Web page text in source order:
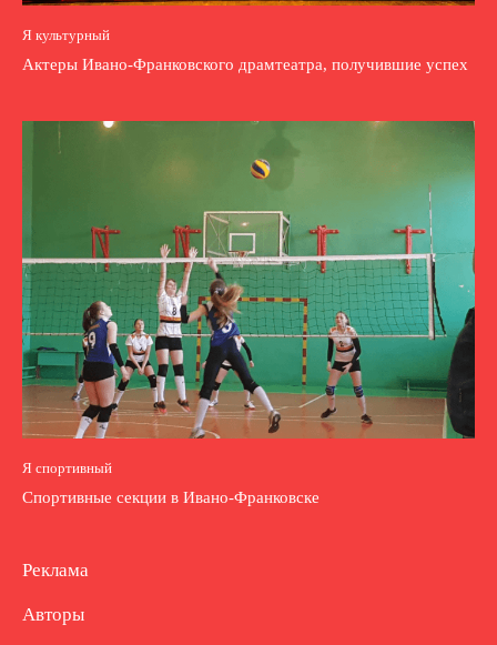
Я культурный
Актеры Ивано-Франковского драмтеатра, получившие успех
Я спортивный
Спортивные секции в Ивано-Франковске
Реклама
Авторы